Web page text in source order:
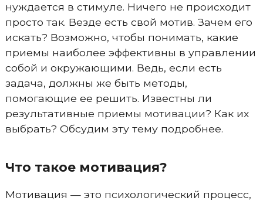
нуждается в стимуле. Ничего не происходит
просто так. Везде есть свой мотив. Зачем его
искать? Возможно, чтобы понимать, какие
приемы наиболее эффективны в управлении
собой и окружающими. Ведь, если есть
задача, должны же быть методы,
помогающие ее решить. Известны ли
результативные приемы мотивации? Как их
выбрать? Обсудим эту тему подробнее.
Что такое мотивация?
Мотивация — это психологический процесс,